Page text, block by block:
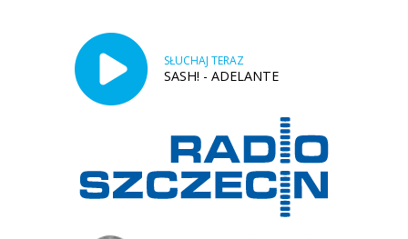
SŁUCHAJ TERAZ
SASH! - ADELANTE